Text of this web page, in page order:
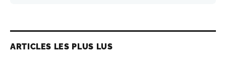
ARTICLES LES PLUS LUS